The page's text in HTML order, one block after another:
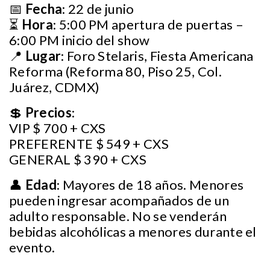
📅 Fecha: 22 de junio
⏳ Hora: 5:00 PM apertura de puertas –
6:00 PM inicio del show
📍 Lugar: Foro Stelaris, Fiesta Americana
Reforma (Reforma 80, Piso 25, Col.
Juárez, CDMX)
💲 Precios:
VIP $ 700 + CXS
PREFERENTE $ 549 + CXS
GENERAL $ 390 + CXS
👤 Edad: Mayores de 18 años. Menores
pueden ingresar acompañados de un
adulto responsable. No se venderán
bebidas alcohólicas a menores durante el
evento.